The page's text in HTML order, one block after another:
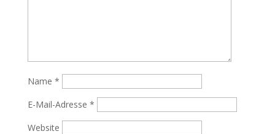
Name *
E-Mail-Adresse *
Website